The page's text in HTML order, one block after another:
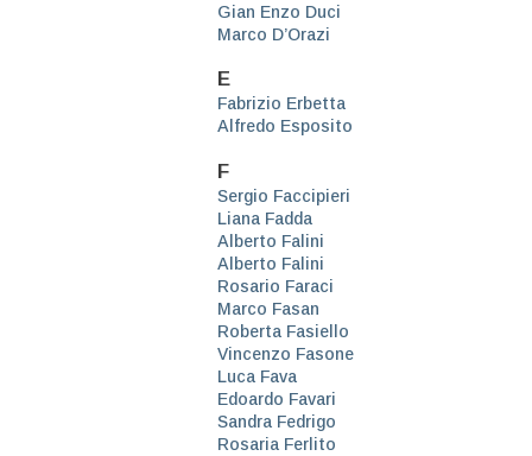
Gian Enzo Duci
Marco D’Orazi
E
Fabrizio Erbetta
Alfredo Esposito
F
Sergio Faccipieri
Liana Fadda
Alberto Falini
Alberto Falini
Rosario Faraci
Marco Fasan
Roberta Fasiello
Vincenzo Fasone
Luca Fava
Edoardo Favari
Sandra Fedrigo
Rosaria Ferlito